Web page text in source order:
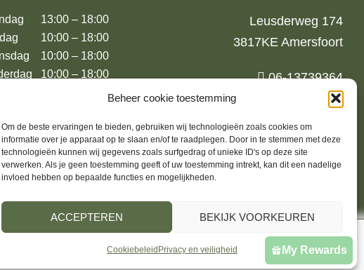
Beheer cookie toestemming
Om de beste ervaringen te bieden, gebruiken wij technologieën zoals cookies om
informatie over je apparaat op te slaan en/of te raadplegen. Door in te stemmen met deze
technologieën kunnen wij gegevens zoals surfgedrag of unieke ID's op deze site
verwerken. Als je geen toestemming geeft of uw toestemming intrekt, kan dit een nadelige
invloed hebben op bepaalde functies en mogelijkheden.
ACCEPTEREN BEKIJK VOORKEUREN
Cookiebeleid Privacy en veiligheid
13:00 – 18:00
10:00 – 18:00
10:00 – 18:00
10:00 – 18:00
10:00 – 18:00
10:00 – 17:00
– 17:00 (m.u.v.
augustus)
Leusderweg 174
3817KE Amersfoort
06-13739364
jurrien@brandstoffashion.nl
My Rewards